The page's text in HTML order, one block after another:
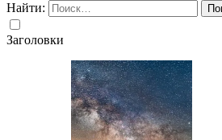
Найти:
Заголовки